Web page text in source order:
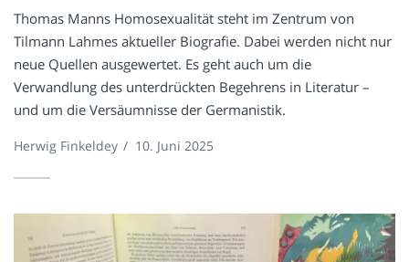
Thomas Manns Homosexualität steht im Zentrum von
Tilmann Lahmes aktueller Biografie. Dabei werden nicht nur
neue Quellen ausgewertet. Es geht auch um die
Verwandlung des unterdrückten Begehrens in Literatur –
und um die Versäumnisse der Germanistik.
Herwig Finkeldey / 10. Juni 2025